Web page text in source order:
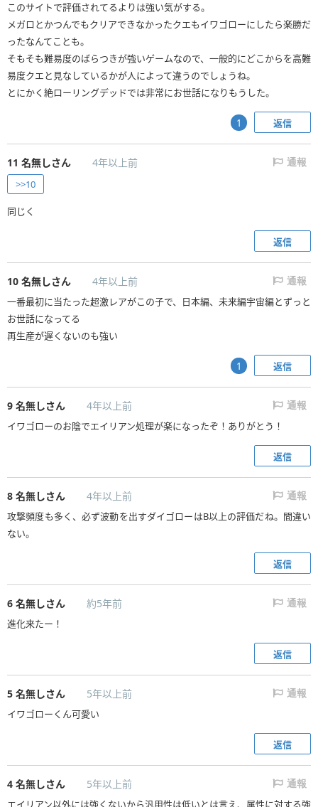
このサイトで評価されてるよりは強い気がする。
メガロとかつんでもクリアできなかったクエもイワゴローにしたら楽勝だ
ったなんてことも。
そもそも難易度のばらつきが強いゲームなので、一般的にどこからを高難
易度クエと見なしているかが人によって違うのでしょうね。
とにかく絶ローリングデッドでは非常にお世話になりもうした。
返信
1
11 名無しさん 4年以上前 通報
>>10
同じく
返信
10 名無しさん 4年以上前 通報
一番最初に当たった超激レアがこの子で、日本編、未来編宇宙編とずっと
お世話になってる
再生産が遅くないのも強い
返信
1
9 名無しさん 4年以上前 通報
イワゴローのお陰でエイリアン処理が楽になったぞ！ありがとう！
返信
8 名無しさん 4年以上前 通報
攻撃頻度も多く、必ず波動を出すダイゴローはB以上の評価だね。間違い
ない。
返信
6 名無しさん 約5年前 通報
進化来たー！
返信
5 名無しさん 5年以上前 通報
イワゴローくん可愛い
返信
4 名無しさん 5年以上前 通報
エイリアン以外には強くないから汎用性は低いとは言え、属性に対する強